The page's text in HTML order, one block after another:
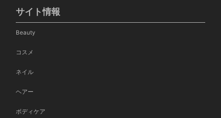
サイト情報
Beauty
コスメ
ネイル
ヘアー
ボディケア